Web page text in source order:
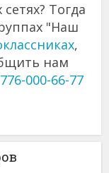
Тогда
"Наш
,
нам
000-66-77